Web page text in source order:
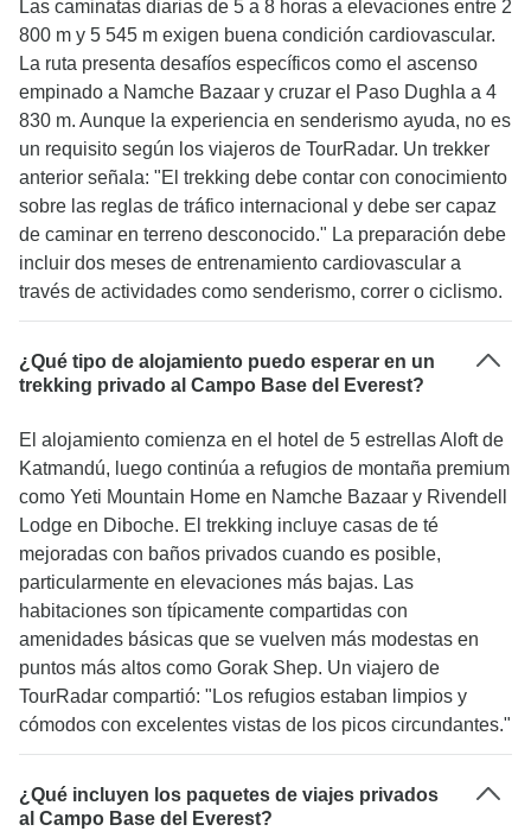
Las caminatas diarias de 5 a 8 horas a elevaciones entre 2
800 m y 5 545 m exigen buena condición cardiovascular.
La ruta presenta desafíos específicos como el ascenso
empinado a Namche Bazaar y cruzar el Paso Dughla a 4
830 m. Aunque la experiencia en senderismo ayuda, no es
un requisito según los viajeros de TourRadar. Un trekker
anterior señala: "El trekking debe contar con conocimiento
sobre las reglas de tráfico internacional y debe ser capaz
de caminar en terreno desconocido." La preparación debe
incluir dos meses de entrenamiento cardiovascular a
través de actividades como senderismo, correr o ciclismo.
¿Qué tipo de alojamiento puedo esperar en un
trekking privado al Campo Base del Everest?
El alojamiento comienza en el hotel de 5 estrellas Aloft de
Katmandú, luego continúa a refugios de montaña premium
como Yeti Mountain Home en Namche Bazaar y Rivendell
Lodge en Diboche. El trekking incluye casas de té
mejoradas con baños privados cuando es posible,
particularmente en elevaciones más bajas. Las
habitaciones son típicamente compartidas con
amenidades básicas que se vuelven más modestas en
puntos más altos como Gorak Shep. Un viajero de
TourRadar compartió: "Los refugios estaban limpios y
cómodos con excelentes vistas de los picos circundantes."
¿Qué incluyen los paquetes de viajes privados
al Campo Base del Everest?